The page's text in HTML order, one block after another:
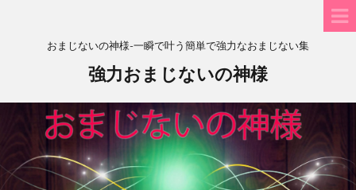
おまじないの神様-一瞬で叶う簡単で強力なおまじない集
強力おまじないの神様